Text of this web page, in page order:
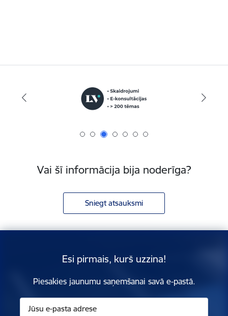
Vai šī informācija bija noderīga?
Sniegt atsauksmi
Esi pirmais, kurš uzzina!
Piesakies jaunumu saņemšanai savā e-pastā.